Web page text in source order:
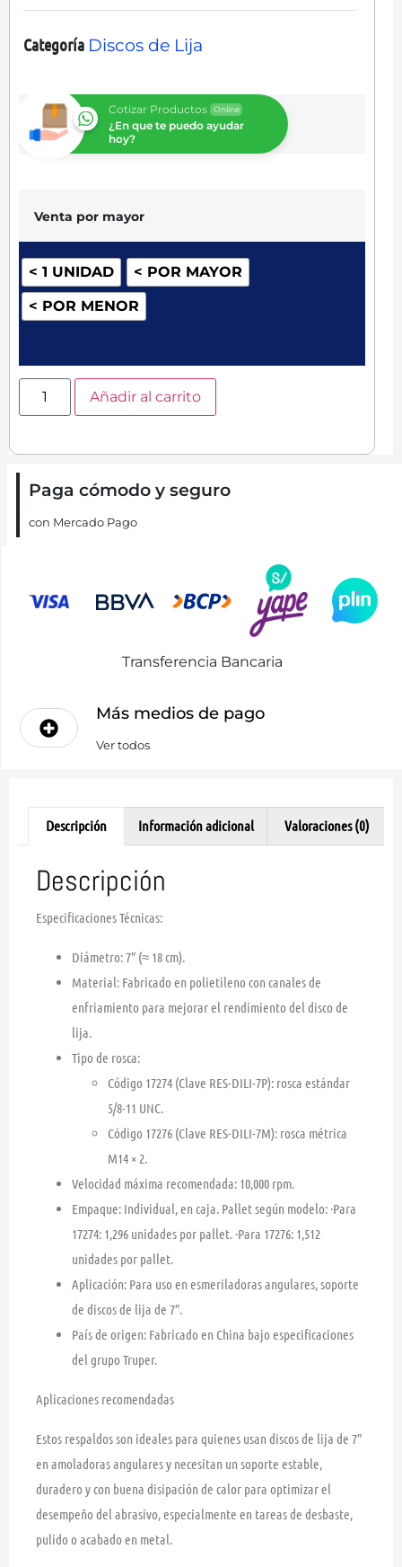
Categoría Discos de Lija
Cotizar Productos Online
¿En que te puedo ayudar
hoy?
Venta por mayor
< 1 UNIDAD
< POR MAYOR
< POR MENOR
Añadir al carrito
Paga cómodo y seguro
con Mercado Pago
Transferencia Bancaria
Más medios de pago
Ver todos
Descripción Información adicional Valoraciones (0)
Descripción
Especificaciones Técnicas:
Diámetro:7″ (≈ 18 cm).
Material: Fabricado en polietileno con canales de
enfriamiento para mejorar el rendimiento del disco de
lija.
Tipo de rosca:
Código 17274 (Clave RES-DILI-7P): rosca estándar
5/8-11 UNC.
Código 17276 (Clave RES-DILI-7M): rosca métrica
M14 × 2.
Velocidad máxima recomendada: 10,000 rpm.
Empaque: Individual, en caja. Pallet según modelo: ·Para
17274: 1,296 unidades por pallet. ·Para 17276: 1,512
unidades por pallet.
Aplicación: Para uso en esmeriladoras angulares, soporte
de discos de lija de 7″.
País de origen: Fabricado en China bajo especificaciones
del grupo Truper.
Aplicaciones recomendadas
Estos respaldos son ideales para quienes usan discos de lija de 7″
en amoladoras angulares y necesitan un soporte estable,
duradero y con buena disipación de calor para optimizar el
desempeño del abrasivo, especialmente en tareas de desbaste,
pulido o acabado en metal.